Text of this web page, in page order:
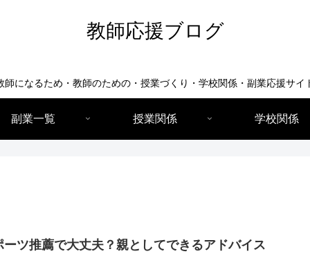
教師応援ブログ
師になるため・教師のための・授業づくり・学校関係・副業応援サイ
副業一覧 授業関係 学校関係
ーツ推薦で大丈夫？親としてできるアドバイス